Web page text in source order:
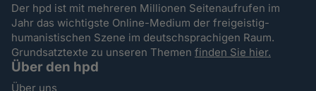
Der hpd ist mit mehreren Millionen Seitenaufrufen im
Jahr das wichtigste Online-Medium der freigeistig-
humanistischen Szene im deutschsprachigen Raum.
Grundsatztexte zu unseren Themenfinden Sie hier.
Über den hpd
Über uns